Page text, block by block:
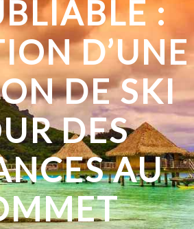
:
D’UNE
DE SKI
DES
AU